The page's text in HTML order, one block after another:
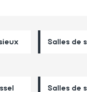
Salles de
Salles de